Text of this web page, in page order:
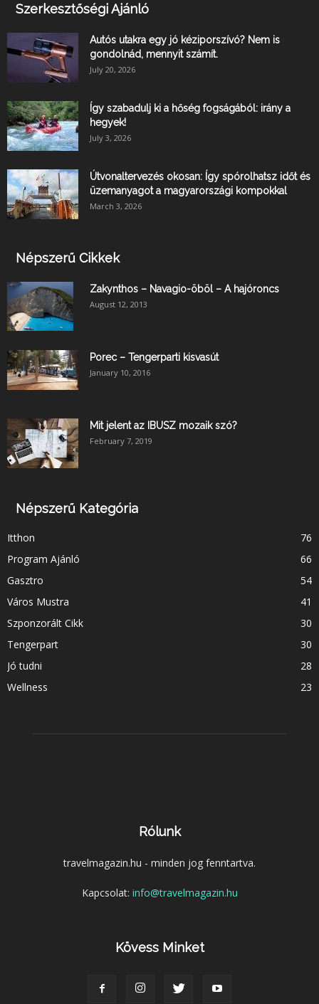
Szerkesztőségi Ajánló
Autós utakra egy jó kéziporszívó? Nem is
gondolnád, mennyit számít.
July 20, 2026
Így szabadulj ki a hőség fogságából: irány a
hegyek!
July 3, 2026
Útvonaltervezés okosan: Így spórolhatsz időt és
üzemanyagot a magyarországi kompokkal
March 3, 2026
Népszerű Cikkek
Zakynthos – Navagio-öböl – A hajóroncs
August 12, 2013
Porec – Tengerparti kisvasút
January 10, 2016
Mit jelent az IBUSZ mozaik szó?
February 7, 2019
Népszerű Kategória
Itthon
76
Program Ajánló
66
Gasztro
54
Város Mustra
41
Szponzorált Cikk
30
Tengerpart
30
Jó tudni
28
Wellness
23
Rólunk
travelmagazin.hu - minden jog fenntartva.
Kapcsolat: info@travelmagazin.hu
Kövess Minket